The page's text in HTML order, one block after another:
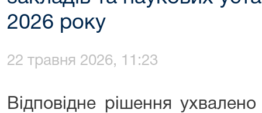
2026 року
22 травня 2026, 11:23
Відповідне рішення